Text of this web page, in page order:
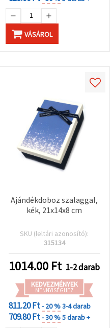
VÁSÁROL
Ajándékdoboz szalaggal,
kék, 21x14x8 cm
SKU (leltári azonosító):
315134
1014.00 Ft 1-2 darab
KEDVEZMÉNYEK
MENNYISÉGHEZ
811.20 Ft- 20 %3-4 darab
709.80 Ft- 30 %5 darab +